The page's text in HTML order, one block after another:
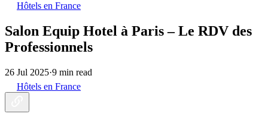
Hôtels en France
Salon Equip Hotel à Paris – Le RDV des
Professionnels
26 Jul 2025·9 min read
Hôtels en France